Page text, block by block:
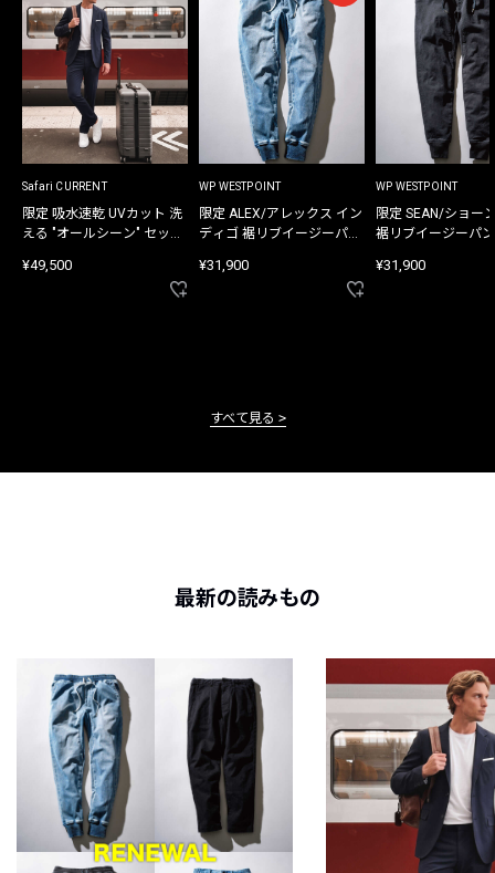
Safari CURRENT
限定 吸水速乾 UVカット 洗
える "オールシーン" セット
¥49,500
WP WESTPOINT
限定 ALEX/アレックス イン
ディゴ 裾リブイージーパン
¥31,900
WP WESTPOINT
限定 SEAN/ショー
裾リブイージーパ
¥31,900
すべて見る
最新の読みもの